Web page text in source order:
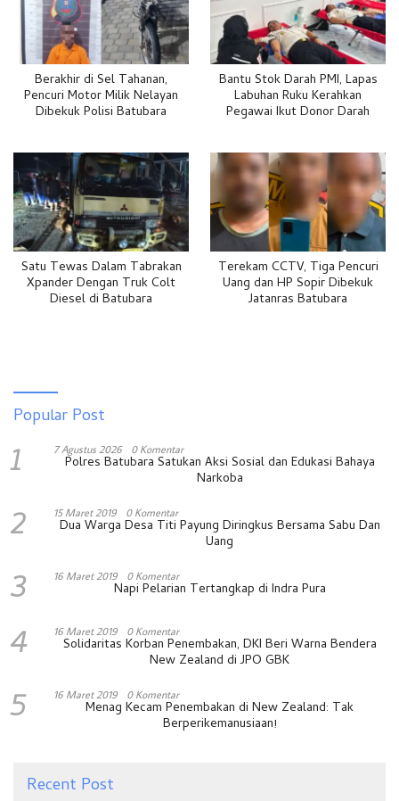
Berakhir di Sel Tahanan,
Pencuri Motor Milik Nelayan
Dibekuk Polisi Batubara
Bantu Stok Darah PMI, Lapas
Labuhan Ruku Kerahkan
Pegawai Ikut Donor Darah
Satu Tewas Dalam Tabrakan
Xpander Dengan Truk Colt
Diesel di Batubara
Terekam CCTV, Tiga Pencuri
Uang dan HP Sopir Dibekuk
Jatanras Batubara
Popular Post
1 7 Agustus 2026 0 Komentar
Polres Batubara Satukan Aksi Sosial dan Edukasi Bahaya
Narkoba
2 15 Maret 2019 0 Komentar
Dua Warga Desa Titi Payung Diringkus Bersama Sabu Dan
Uang
3 16 Maret 2019 0 Komentar
Napi Pelarian Tertangkap di Indra Pura
4 16 Maret 2019 0 Komentar
Solidaritas Korban Penembakan, DKI Beri Warna Bendera
New Zealand di JPO GBK
5 16 Maret 2019 0 Komentar
Menag Kecam Penembakan di New Zealand: Tak
Berperikemanusiaan!
Recent Post